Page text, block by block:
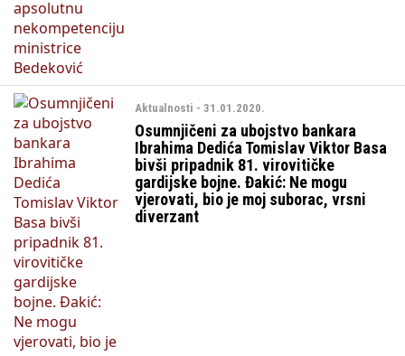
Aktualnosti - 31.01.2020.
Osumnjičeni za ubojstvo bankara
Ibrahima Dedića Tomislav Viktor Basa
bivši pripadnik 81. virovitičke
gardijske bojne. Đakić: Ne mogu
vjerovati, bio je moj suborac, vrsni
diverzant